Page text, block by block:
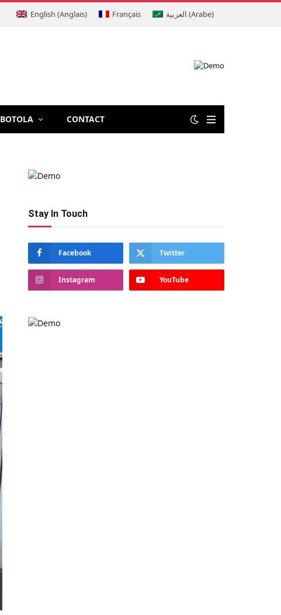
English (Anglais) Français العربية (Arabe)
BOTOLA CONTACT
Stay In Touch
Facebook Twitter
Instagram YouTube